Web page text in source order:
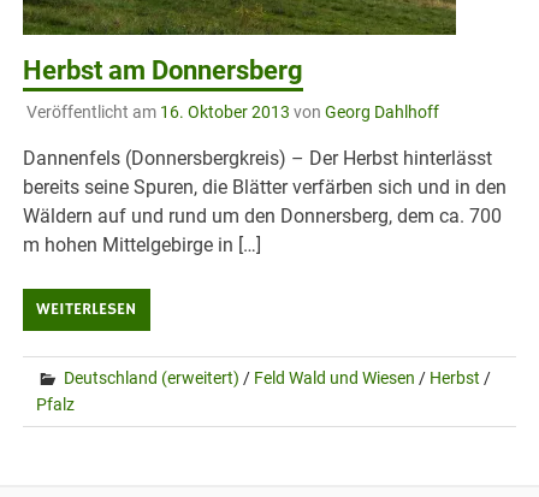
Herbst am Donnersberg
Veröffentlicht am 16. Oktober 2013 von Georg Dahlhoff
Dannenfels (Donnersbergkreis) – Der Herbst hinterlässt
bereits seine Spuren, die Blätter verfärben sich und in den
Wäldern auf und rund um den Donnersberg, dem ca. 700
m hohen Mittelgebirge in […]
WEITERLESEN
Deutschland (erweitert) / Feld Wald und Wiesen / Herbst /
Pfalz